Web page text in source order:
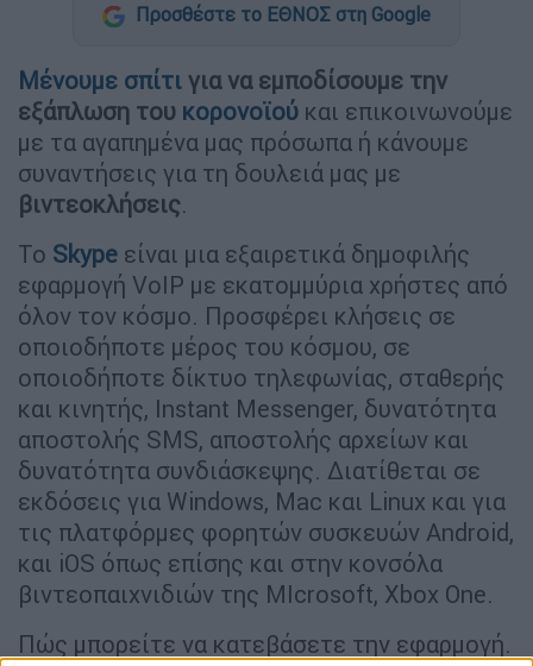
Προσθέστε το ΕΘΝΟΣ στη Google
Μένουμε σπίτι για να εμποδίσουμε την
εξάπλωση του κορονοϊού και επικοινωνούμε
με τα αγαπημένα μας πρόσωπα ή κάνουμε
συναντήσεις για τη δουλειά μας με
βιντεοκλήσεις.
Το Skype είναι μια εξαιρετικά δημοφιλής
εφαρμογή VoIP με εκατομμύρια χρήστες από
όλον τον κόσμο. Προσφέρει κλήσεις σε
οποιοδήποτε μέρος του κόσμου, σε
οποιοδήποτε δίκτυο τηλεφωνίας, σταθερής
και κινητής, Instant Messenger, δυνατότητα
αποστολής SMS, αποστολής αρχείων και
δυνατότητα συνδιάσκεψης. Διατίθεται σε
εκδόσεις για Windows, Mac και Linux και για
τις πλατφόρμες φορητών συσκευών Android,
και iOS όπως επίσης και στην κονσόλα
βιντεοπαιχνιδιών της MIcrosoft, Xbox One.
Πώς μπορείτε να κατεβάσετε την εφαρμογή.